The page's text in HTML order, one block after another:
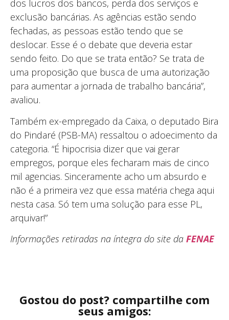
dos lucros dos bancos, perda dos serviços e
exclusão bancárias. As agências estão sendo
fechadas, as pessoas estão tendo que se
deslocar. Esse é o debate que deveria estar
sendo feito. Do que se trata então? Se trata de
uma proposição que busca de uma autorização
para aumentar a jornada de trabalho bancária”,
avaliou.
Também ex-empregado da Caixa, o deputado Bira
do Pindaré (PSB-MA) ressaltou o adoecimento da
categoria. “É hipocrisia dizer que vai gerar
empregos, porque eles fecharam mais de cinco
mil agencias. Sinceramente acho um absurdo e
não é a primeira vez que essa matéria chega aqui
nesta casa. Só tem uma solução para esse PL,
arquivar!”
Informações retiradas na íntegra do site da FENAE
Gostou do post? compartilhe com
seus amigos: